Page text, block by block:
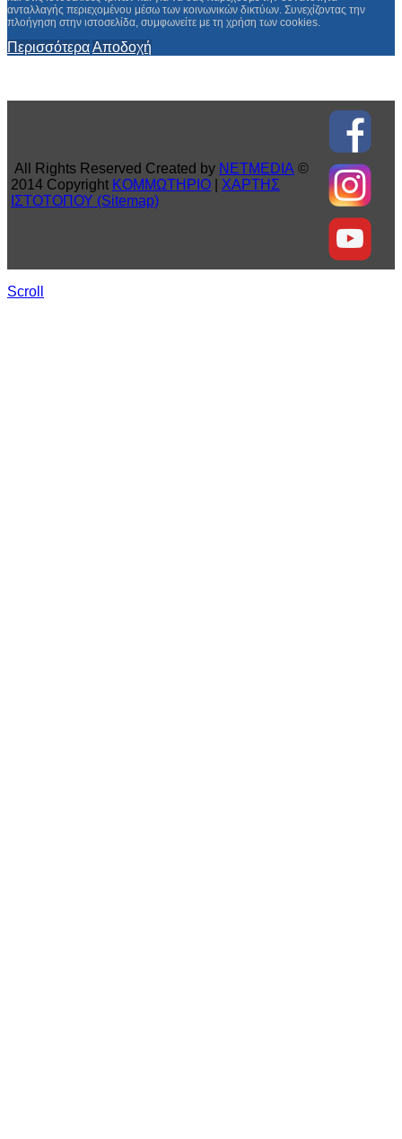
ανταλλαγής περιεχομένου μέσω των κοινωνικών δικτύων. Συνεχίζοντας την
πλοήγηση στην ιστοσελίδα, συμφωνείτε με τη χρήση των cookies.
ΠερισσότεραΑποδοχή
All Rights Reserved Created by NETMEDIA ©
2014 Copyright ΚΟΜΜΩΤΗΡΙΟ
ΧΑΡΤΗΣ
ΙΣΤΟΤΟΠΟΥ (Sitemap)
Scroll